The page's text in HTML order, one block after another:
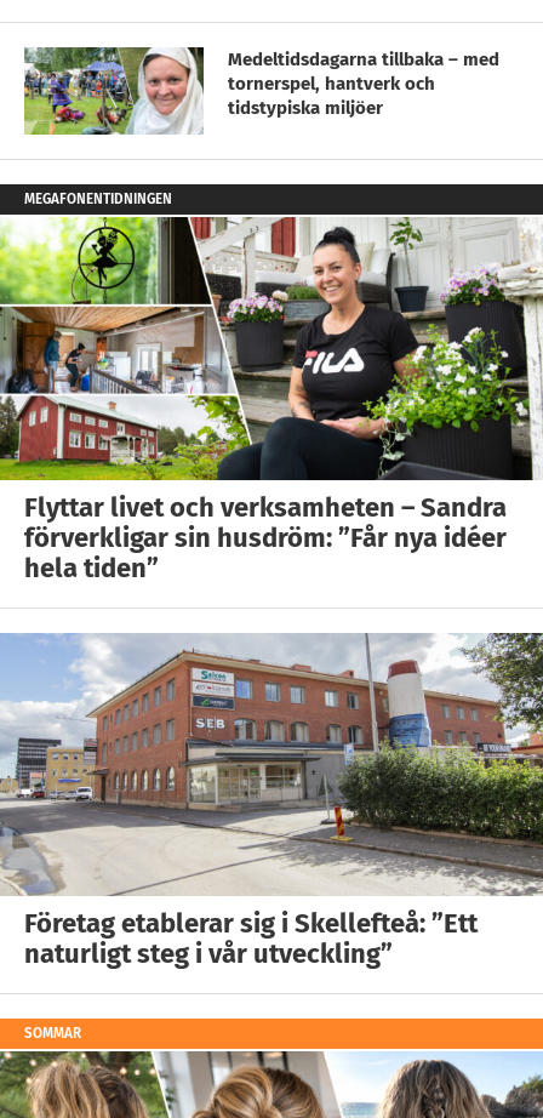
Medeltidsdagarna tillbaka – med
tornerspel, hantverk och
tidstypiska miljöer
MEGAFONENTIDNINGEN
Flyttar livet och verksamheten – Sandra
förverkligar sin husdröm: ”Får nya idéer
hela tiden”
Företag etablerar sig i Skellefteå: ”Ett
naturligt steg i vår utveckling”
SOMMAR